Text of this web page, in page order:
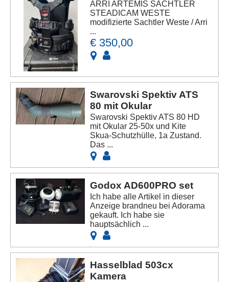
ARRI ARTEMIS SACHTLER
STEADICAM WESTE
modifizierte Sachtler Weste / Arri
...
€ 350,00
Swarovski Spektiv ATS
80 mit Okular
Swarovski Spektiv ATS 80 HD
mit Okular 25-50x und Kite
Skua-Schutzhülle, 1a Zustand.
Das ...
Godox AD600PRO set
Ich habe alle Artikel in dieser
Anzeige brandneu bei Adorama
gekauft. Ich habe sie
hauptsächlich ...
Hasselblad 503cx
Kamera